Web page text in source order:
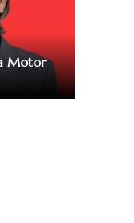
Motor